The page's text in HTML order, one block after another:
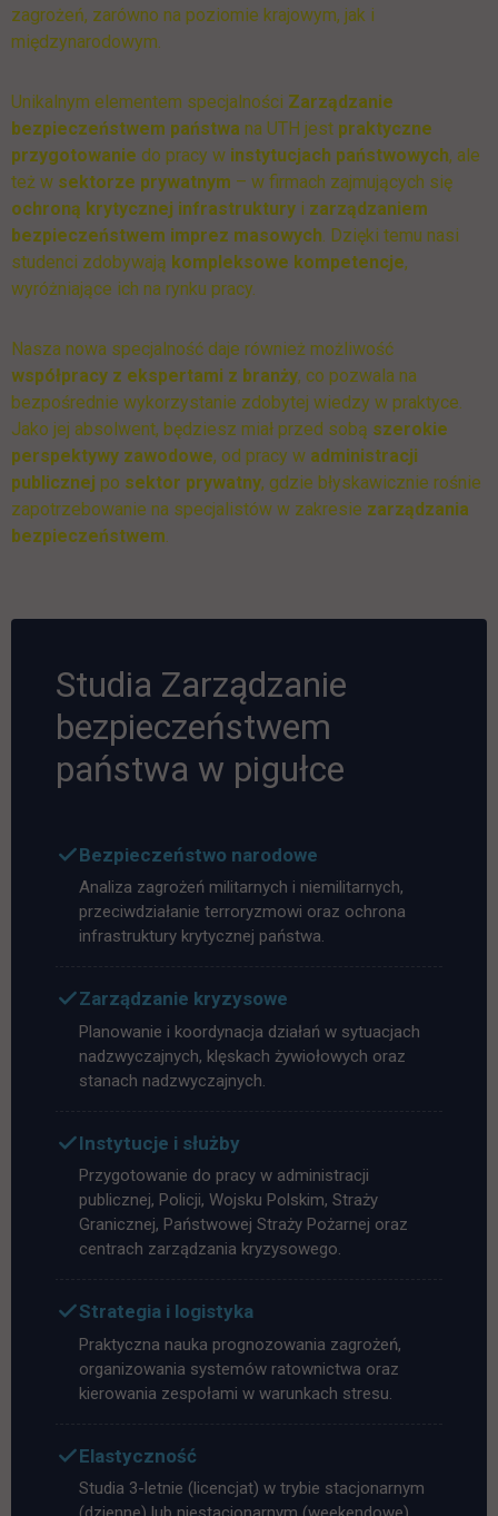
zagrożeń, zarówno na poziomie krajowym, jak i
międzynarodowym.
Unikalnym elementem specjalności Zarządzanie
bezpieczeństwem państwa na UTH jest praktyczne
przygotowanie do pracy w instytucjach państwowych, ale
też w sektorze prywatnym – w firmach zajmujących się
ochroną krytycznej infrastruktury i zarządzaniem
bezpieczeństwem imprez masowych. Dzięki temu nasi
studenci zdobywają kompleksowe kompetencje,
wyróżniające ich na rynku pracy.
Nasza nowa specjalność daje również możliwość
współpracy z ekspertami z branży, co pozwala na
bezpośrednie wykorzystanie zdobytej wiedzy w praktyce.
Jako jej absolwent, będziesz miał przed sobą szerokie
perspektywy zawodowe, od pracy w administracji
publicznej po sektor prywatny, gdzie błyskawicznie rośnie
zapotrzebowanie na specjalistów w zakresie zarządzania
bezpieczeństwem.
Studia Zarządzanie
bezpieczeństwem
państwa w pigułce
Bezpieczeństwo narodowe
Analiza zagrożeń militarnych i niemilitarnych,
przeciwdziałanie terroryzmowi oraz ochrona
infrastruktury krytycznej państwa.
Zarządzanie kryzysowe
Planowanie i koordynacja działań w sytuacjach
nadzwyczajnych, klęskach żywiołowych oraz
stanach nadzwyczajnych.
Instytucje i służby
Przygotowanie do pracy w administracji
publicznej, Policji, Wojsku Polskim, Straży
Granicznej, Państwowej Straży Pożarnej oraz
centrach zarządzania kryzysowego.
Strategia i logistyka
Praktyczna nauka prognozowania zagrożeń,
organizowania systemów ratownictwa oraz
kierowania zespołami w warunkach stresu.
Elastyczność
Studia 3-letnie (licencjat) w trybie stacjonarnym